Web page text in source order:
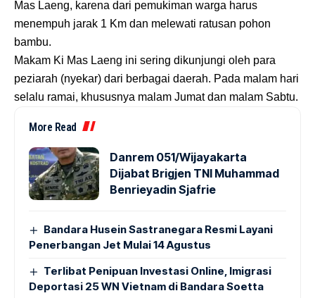
Mas Laeng, karena dari pemukiman warga harus
menempuh jarak 1 Km dan melewati ratusan pohon
bambu.
Makam Ki Mas Laeng ini sering dikunjungi oleh para
peziarah (nyekar) dari berbagai daerah. Pada malam hari
selalu ramai, khususnya malam Jumat dan malam Sabtu.
More Read
Danrem 051/Wijayakarta
Dijabat Brigjen TNI Muhammad
Benrieyadin Sjafrie
Bandara Husein Sastranegara Resmi Layani
Penerbangan Jet Mulai 14 Agustus
Terlibat Penipuan Investasi Online, Imigrasi
Deportasi 25 WN Vietnam di Bandara Soetta